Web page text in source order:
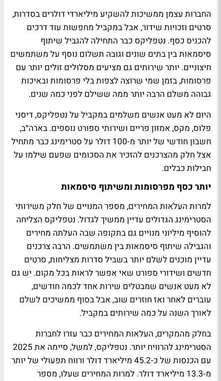
החברות עצמן ממשיכות להשקיע מיליארדי דולרים בסדרות,
סרטים וזכויות שידור, אבל במקביל מחפשות עוד דרכים
להכניס כסף. נטפליקס כבר התחילה להגביל שיתוף
סיסמאות בין בתים שונים וגובה תשלום נוסף על משתמשים
חיצוניים. יותר שירותים גם מציעים מסלולים זולים יותר עם
פרסומות, בזמן שמי שרוצה לצפות בלי פרסומות ובאיכות
גבוהה משלם הרבה יותר ממה ששילם לפני כמה שנים.
היום לא מעט אנשים משלמים במקביל על נטפליקס, דיסני
פלוס, מקס, אמזון פריים ושירותי ספורט נוספים. בארה״ב,
חשבון חודשי של יותר מ-100 דולר על סטרימינג כבר מתחיל
אצל חלק מהצרכנים להזכיר את הסכומים שפעם שילמו על
חבילות כבלים.
יותר כסף מפרסומות ומשיתוף סיסמאות
למרות העלאות המחירים, מספר המנויים של חלק משירותי
הסטרימינג הגדולים עדיין ממשיך לגדול. נטפליקס הצליחה
להוסיף מיליוני מנויים גם בתקופה שבה העלתה מחירים
והגבילה שיתוף סיסמאות בין משתמשים. הרבה צרכנים
עדיין מוכנים לשלם יותר בשביל סדרות מצליחות, סרטים
חדשים ושידורי ספורט שאי אפשר לראות בכל מקום. יש גם
לא מעט אנשים שמבטלים שירות אחד לכמה חודשים,
עוברים לאחר ואז חוזרים שוב, אבל בסוף ממשיכים לשלם
לאורך השנה על כמה שירותים במקביל.
בחלק מהמקרים, העלאות המחירים כבר עזרו לחברות
הסטרימינג להרוויח יותר. נטפליקס, למשל, סיימה את 2025
עם הכנסות של כ-45.2 מיליארד דולר ורווח תפעולי של יותר
מ-13.3 מיליארד דולר. למרות המחירים שעלו, מספר